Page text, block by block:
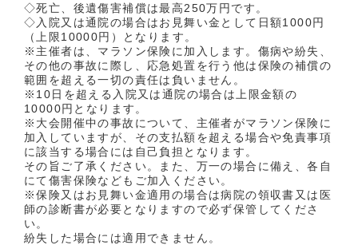
◇死亡、後遺傷害補償は最高250万円です。
◇入院又は通院の場合はお見舞い金として日額1000円
（上限10000円）となります。
※主催者は、マラソン保険に加入します。傷病や紛失、
その他の事故に際し、応急処置を行う他は保険の補償の
範囲を超える一切の責任は負いません。
※10日を超える入院又は通院の場合は上限金額の
10000円となります。
※大会開催中の事故について、主催者がマラソン保険に
加入していますが、その支払額を超える場合や免責事項
に該当する場合には自己負担となります。
その旨ご了承ください。また、万一の場合に備え、各自
にて傷害保険などもご加入ください。
※保険又はお見舞い金適用の場合は病院の領収書又は医
師の診断書が必要となりますので必ず保管してくださ
い。
紛失した場合には適用できません。